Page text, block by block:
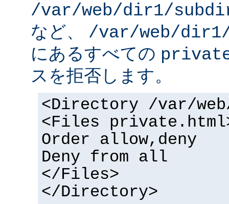
/var/web/dir1/
など、 /var/web/
にあるすべての
スを拒否します。
<Directory /var/
<Files
Order allow,deny
Deny from all
</Files>
</Directory>